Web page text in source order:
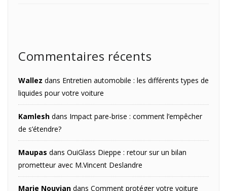
Commentaires récents
Wallez dans Entretien automobile : les différents types de
liquides pour votre voiture
Kamlesh dans Impact pare-brise : comment l’empêcher
de s’étendre?
Maupas dans OuiGlass Dieppe : retour sur un bilan
prometteur avec M.Vincent Deslandre
Marie Nouvian dans Comment protéger votre voiture